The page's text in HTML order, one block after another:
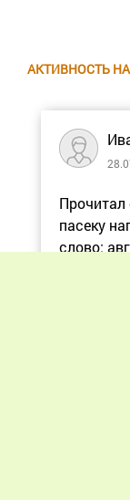
АКТИВНОСТЬ
пасеку
слово: